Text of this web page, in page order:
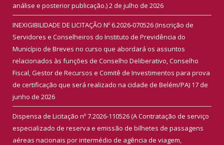
análise e posterior publicação.)2 de julho de 2026
INEXIGIBILIDADE DE LICITAÇÃO Nº 6.2026-070526 (Inscrição de
Servidores e Conselheiros do Instituto de Previdência do
Município de Breves no curso que abordará os assuntos
relacionados às funções de Conselho Deliberativo, Conselho
Fiscal, Gestor de Recursos e Comitê de Investimentos para prova
de certificação que será realizado na cidade de Belém/PA) 17 de
junho de 2026
Dispensa de Licitação nº 7.2026-110526 (A Contratação de serviço
especializado de reserva e emissão de bilhetes de passagens
aéreas nacionais por intermédio de agência de viagem,